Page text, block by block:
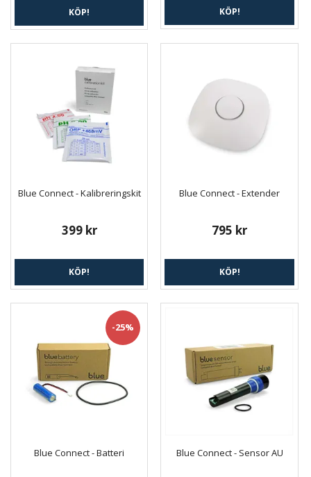
KÖP! KÖP!
Blue Connect - Kalibreringskit
399 kr
KÖP!
Blue Connect - Extender
795 kr
KÖP!
-25%
Blue Connect - Batteri Blue Connect - Sensor AU